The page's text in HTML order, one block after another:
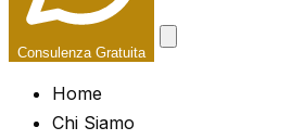
Consulenza Gratuita
Home
Chi Siamo